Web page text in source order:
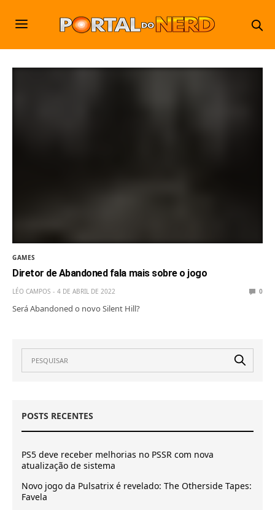
GAMES
Diretor de Abandoned fala mais sobre o jogo
LÉO CAMPOS 4 DE ABRIL DE 2022 0
Será Abandoned o novo Silent Hill?
POSTS RECENTES
PS5 deve receber melhorias no PSSR com nova
atualização de sistema
Novo jogo da Pulsatrix é revelado: The Otherside Tapes:
Favela